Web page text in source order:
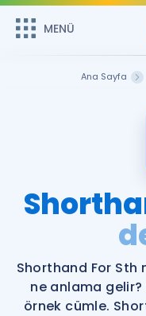
MENÜ
Remzi Hoca ile seni
MENÜ
Katılımcı Görüşleri
Faydalı Araçlar
Ücretsiz
Blog
Ana Sayfa
Shorthand For Sth
ne anlama
örnek cümle.